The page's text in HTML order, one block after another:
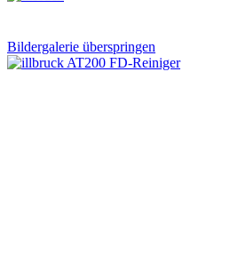
Bildergalerie überspringen